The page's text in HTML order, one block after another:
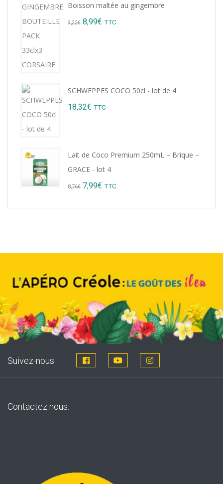
Boisson maltée au gingembre
9,22€ Original
8,99€ Current
TTC
SCHWEPPES COCO 50cl - lot de 4
18,32€ TTC
Lait de Coco Premium 250mL – Brique –
GRACE - lot 4
8,76€ Original
7,99€ Current
TTC
Suivez-nous :
Contactez nous: